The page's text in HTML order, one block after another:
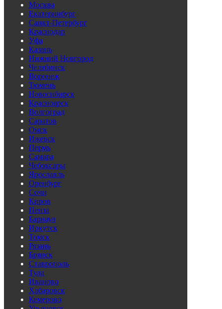
Москва
Екатеринбург
Санкт-Петербург
Краснодар
Уфа
Казань
Нижний Новгород
Челябинск
Воронеж
Тюмень
Новосибирск
Красноярск
Волгоград
Саратов
Омск
Ижевск
Пермь
Самара
Чебоксары
Ярославль
Оренбург
Сочи
Киров
Пенза
Барнаул
Иркутск
Томск
Рязань
Брянск
Ставрополь
Тула
Иваново
Хабаровск
Кемерово